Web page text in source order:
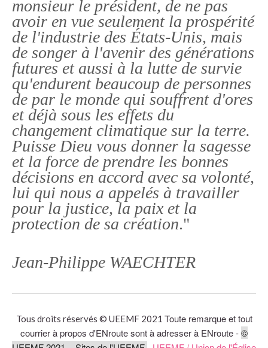
monsieur le président, de ne pas
avoir en vue seulement la prospérité
de l'industrie des États-Unis, mais
de songer à l'avenir des générations
futures et aussi à la lutte de survie
qu'endurent beaucoup de personnes
de par le monde qui souffrent d'ores
et déjà sous les effets du
changement climatique sur la terre.
Puisse Dieu vous donner la sagesse
et la force de prendre les bonnes
décisions en accord avec sa volonté,
lui qui nous a appelés à travailler
pour la justice, la paix et la
protection de sa création."
Jean-Philippe WAECHTER
Tous droits réservés © UEEMF 2021 Toute remarque et tout
courrier à propos d'ENroute sont à adresser à ENroute -©